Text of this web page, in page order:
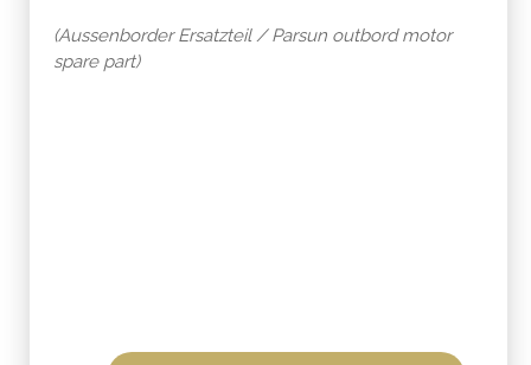
(Aussenborder Ersatzteil / Parsun outbord motor
spare part)